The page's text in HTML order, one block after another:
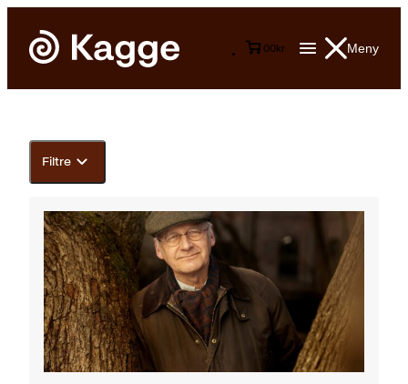
Meny
00kr
Filtre